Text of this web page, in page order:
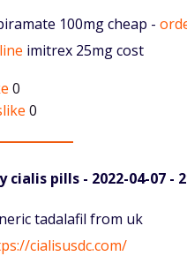
100mg cheap -
imitrex 25mg cost
0
0
cialis pills - 2022-04-07 -
tadalafil from uk
cialisusdc.com/